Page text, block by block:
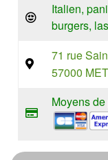
Italien,
burgers,
71 rue
57000
Moyens